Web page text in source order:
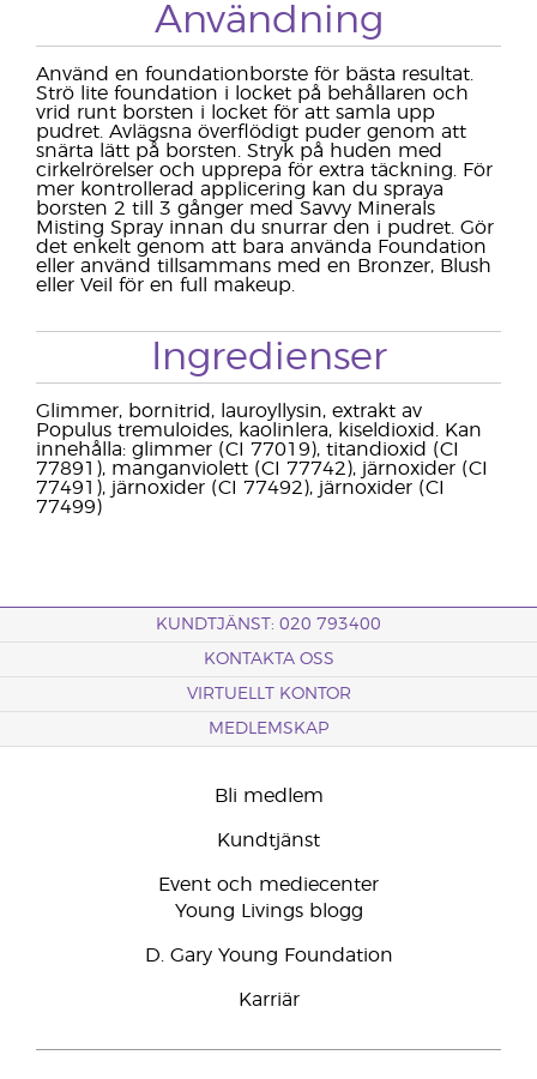
Användning
Använd en foundationborste för bästa resultat.
Strö lite foundation i locket på behållaren och
vrid runt borsten i locket för att samla upp
pudret. Avlägsna överflödigt puder genom att
snärta lätt på borsten. Stryk på huden med
cirkelrörelser och upprepa för extra täckning. För
mer kontrollerad applicering kan du spraya
borsten 2 till 3 gånger med Savvy Minerals
Misting Spray innan du snurrar den i pudret. Gör
det enkelt genom att bara använda Foundation
eller använd tillsammans med en Bronzer, Blush
eller Veil för en full makeup.
Ingredienser
Glimmer, bornitrid, lauroyllysin, extrakt av
Populus tremuloides, kaolinlera, kiseldioxid. Kan
innehålla: glimmer (CI 77019), titandioxid (CI
77891), manganviolett (CI 77742), järnoxider (CI
77491), järnoxider (CI 77492), järnoxider (CI
77499)
KUNDTJÄNST: 020 793400
KONTAKTA OSS
VIRTUELLT KONTOR
MEDLEMSKAP
Bli medlem
Kundtjänst
Event och mediecenter
Young Livings blogg
D. Gary Young Foundation
Karriär